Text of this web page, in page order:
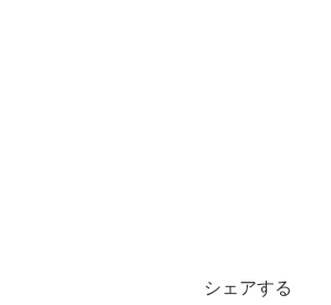
シェアする